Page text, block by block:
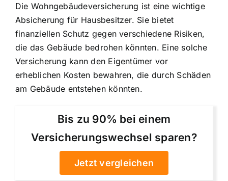
Die Wohngebäudeversicherung ist eine wichtige
Absicherung für Hausbesitzer. Sie bietet
finanziellen Schutz gegen verschiedene Risiken,
die das Gebäude bedrohen könnten. Eine solche
Versicherung kann den Eigentümer vor
erheblichen Kosten bewahren, die durch Schäden
am Gebäude entstehen könnten.
Bis zu 90% bei einem
Versicherungswechsel sparen?
Jetzt vergleichen